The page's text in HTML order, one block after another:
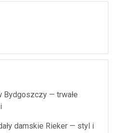
Bydgoszczy — trwałe
damskie Rieker — styl i